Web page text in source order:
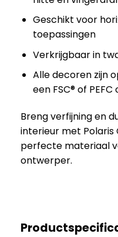
Geschikt voor
toepassingen
Verkrijgbaar in
Alle decoren zijn
een FSC® of PEFC
Breng verfijning en
interieur met
perfecte materiaal
ontwerper.